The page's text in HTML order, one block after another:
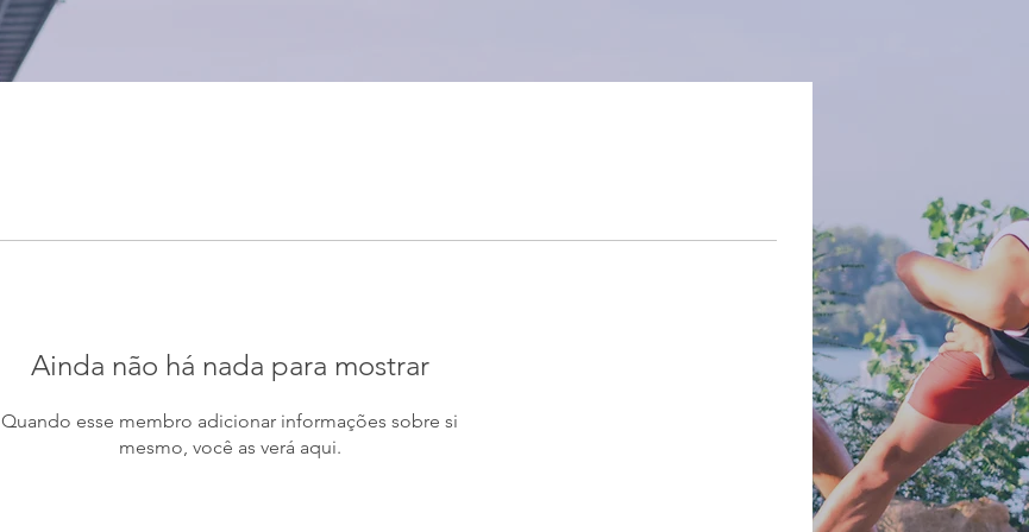
Ainda não há nada para mostrar
Quando esse membro adicionar informações sobre si
mesmo, você as verá aqui.